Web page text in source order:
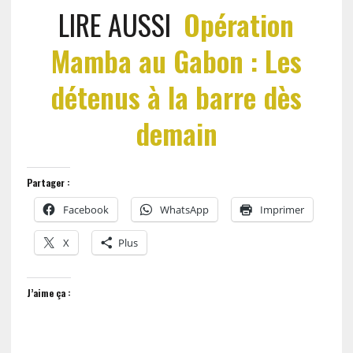
LIRE AUSSI Opération
Mamba au Gabon : Les
détenus à la barre dès
demain
Partager :
Facebook WhatsApp Imprimer
X Plus
J’aime ça :